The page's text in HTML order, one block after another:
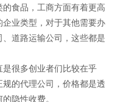
食品，工商方面有着更高
业类型，对于其他需要办
道路运输公司，这些都是
很多创业者们比较在乎
的代理公司，价格都是透
隐性收费。